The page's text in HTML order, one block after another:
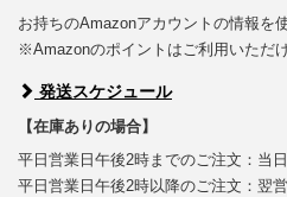
お持ちのAmazonアカウントの情報を
※Amazonのポイントはご利用いただけ
発送スケジュール
【在庫ありの場合】
平日営業日午後2時までのご注文：当
平日営業日午後2時以降のご注文：翌